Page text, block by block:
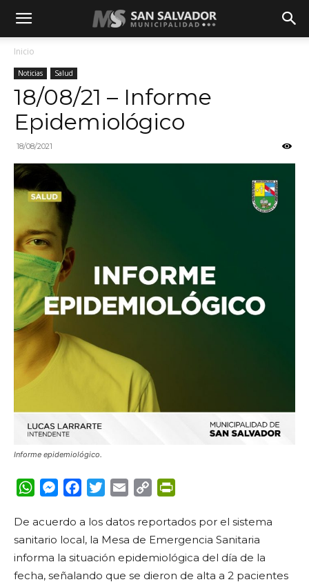
Inicio
Noticias Salud
18/08/21 – Informe
Epidemiológico
18/08/2021
Informe epidemiológico.
WhatsApp
Messenger
FacebookTwitterEmail Copy
De acuerdo a los datos reportados por el sistema
sanitario local, la Mesa de Emergencia Sanitaria
informa la situación epidemiológica del día de la
fecha, señalando que se dieron de alta a 2 pacientes